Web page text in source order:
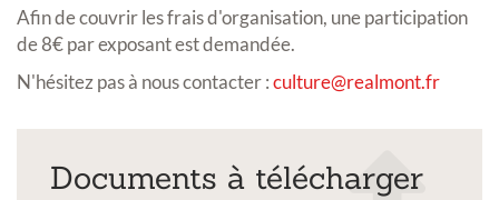
Afin de couvrir les frais d'organisation, une participation
de 8€ par exposant est demandée.
N'hésitez pas à nous contacter :culture@realmont.fr
Documents à télécharger